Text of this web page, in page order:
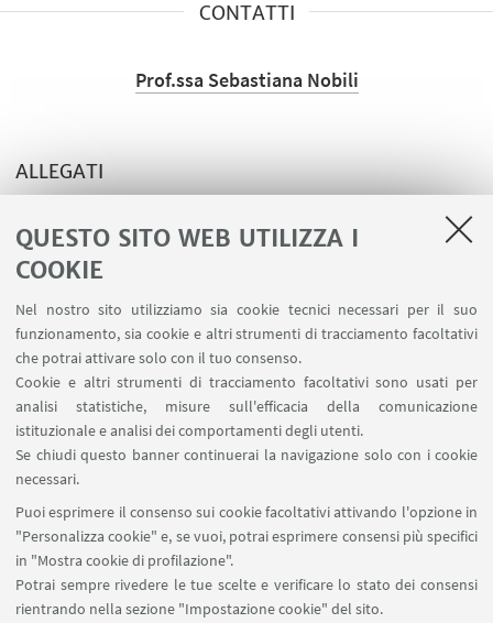
QUESTO SITO WEB UTILIZZA I
COOKIE
Nel nostro sito utilizziamo sia cookie tecnici necessari per il suo
funzionamento, sia cookie e altri strumenti di tracciamento facoltativi
che potrai attivare solo con il tuo consenso.
Cookie e altri strumenti di tracciamento facoltativi sono usati per
analisi statistiche, misure sull'efficacia della comunicazione
istituzionale e analisi dei comportamenti degli utenti.
Se chiudi questo banner continuerai la navigazione solo con i cookie
necessari.
Puoi esprimere il consenso sui cookie facoltativi attivando l'opzione in
"Personalizza cookie" e, se vuoi, potrai esprimere consensi più specifici
in "Mostra cookie di profilazione".
Potrai sempre rivedere le tue scelte e verificare lo stato dei consensi
rientrando nella sezione "Impostazione cookie" del sito.
CONTATTI
Prof.ssa Sebastiana Nobili
ALLEGATI
Programma
LINK UTILI
Contatti
Area riservata
SEGUI UNIBO SU:
APP: